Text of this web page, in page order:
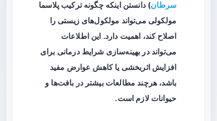
سرطان) دانستن اینکه چگونه ترکیب پلاسما
مولکولی می‌تواند مولکول‌های زیستی را
اصلاح کند، اهمیت دارد. این اطلاعات
می‌تواند در بهینه‌سازی شرایط درمانی برای
افزایش اثربخشی یا کاهش عوارض مفید
باشد، هرچند مطالعات بیشتر در بافت‌ها و
حیوانات لازم است.